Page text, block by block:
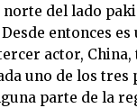
del lado
entonces
actor, China,
uno de los tres
parte de la